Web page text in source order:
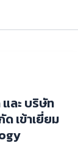
ละ บริษัท
เข้าเยี่ยม